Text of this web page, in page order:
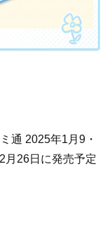
通 2025年1月9・
月26日に発売予定